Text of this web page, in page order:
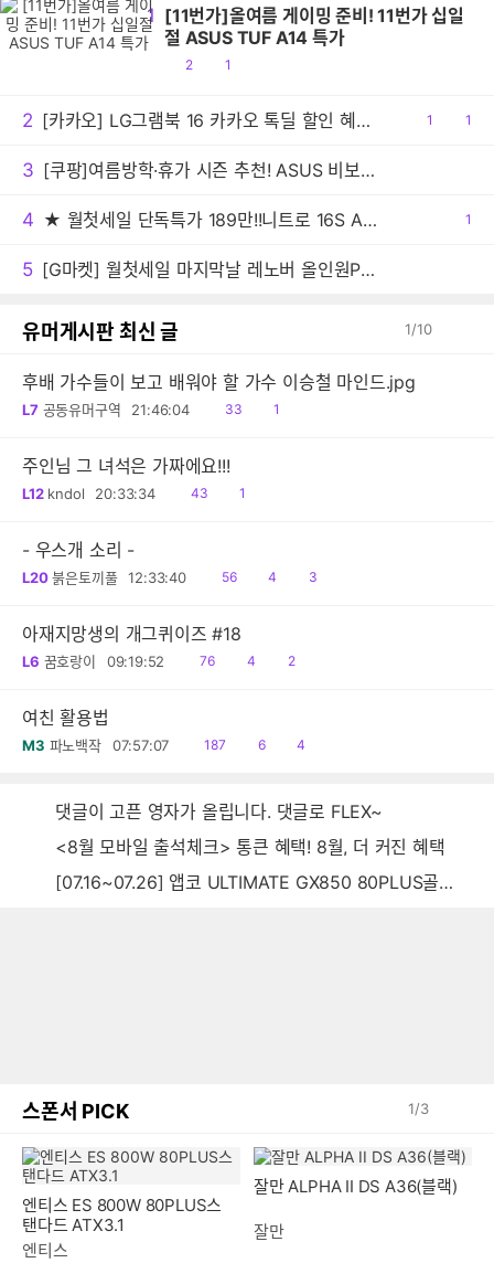
1 [11번가]올여름 게이밍 준비! 11번가 십일
절 ASUS TUF A14 특가
공
2
댓1
2 [카카오] LG그램북 16 카카오 톡딜 할인 혜택 16UD55U-GX5JK AI 노트북
공1
댓1
3 [쿠팡]여름방학·휴가 시즌 추천! ASUS 비보북 16 특가
4 ★ 월첫세일 단독특가 189만!!니트로 16S AI 게이밍노트북 R7 350 RTX5060 1TB / 32GB
공1
5 [G마켓] 월첫세일 마지막날 레노버 올인원PC 아이디어센터 27AKP10 F0JE000RKR 최종 91만원대!
유머게시판 최신 글 1/10
후배 가수들이 보고 배워야 할 가수 이승철 마인드.jpg
L7 공동유머구역 21:46:04
읽
33
댓1
주인님 그 녀석은 가짜에요!!!
L12 kndol 20:33:34
읽
43
댓1
- 우스개 소리 -
L20 붉은토끼풀 12:33:40
읽
56
공
4
댓
3
아재지망생의 개그퀴이즈 #18
L6 꿈호랑이 09:19:52
읽
76
공
4
댓
2
여친 활용법
M3 파노백작 07:57:07
읽
187
공
6
댓
4
댓글이 고픈 영자가 올립니다. 댓글로 FLEX~
<8월 모바일 출석체크> 통큰 혜택! 8월, 더 커진 혜택
[07.16~07.26] 앱코 ULTIMATE GX850 80PLUS골드 풀모듈러 ATX3.0 블랙
스폰서 PICK 1/3
엔티스 ES 800W 80PLUS스
탠다드 ATX3.1
엔티스
잘만 ALPHA II DS A36(블랙)